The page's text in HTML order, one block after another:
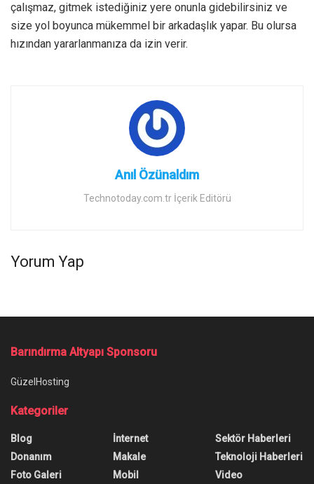
çalışmaz, gitmek istediğiniz yere onunla gidebilirsiniz ve
size yol boyunca mükemmel bir arkadaşlık yapar. Bu olursa
hızından yararlanmanıza da izin verir.
Anıl Özünaldım
Technotoday.com.tr İçerik Editörü
Yorum Yap
Steam Aile Paylaşımı Nasıl
Yapılır?
Steam aile paylaşımı nasıl yapılır? Bu sorudan